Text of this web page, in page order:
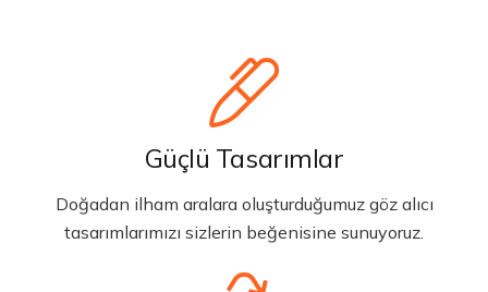
Güçlü Tasarımlar
Doğadan ilham aralara oluşturduğumuz göz alıcı
tasarımlarımızı sizlerin beğenisine sunuyoruz.